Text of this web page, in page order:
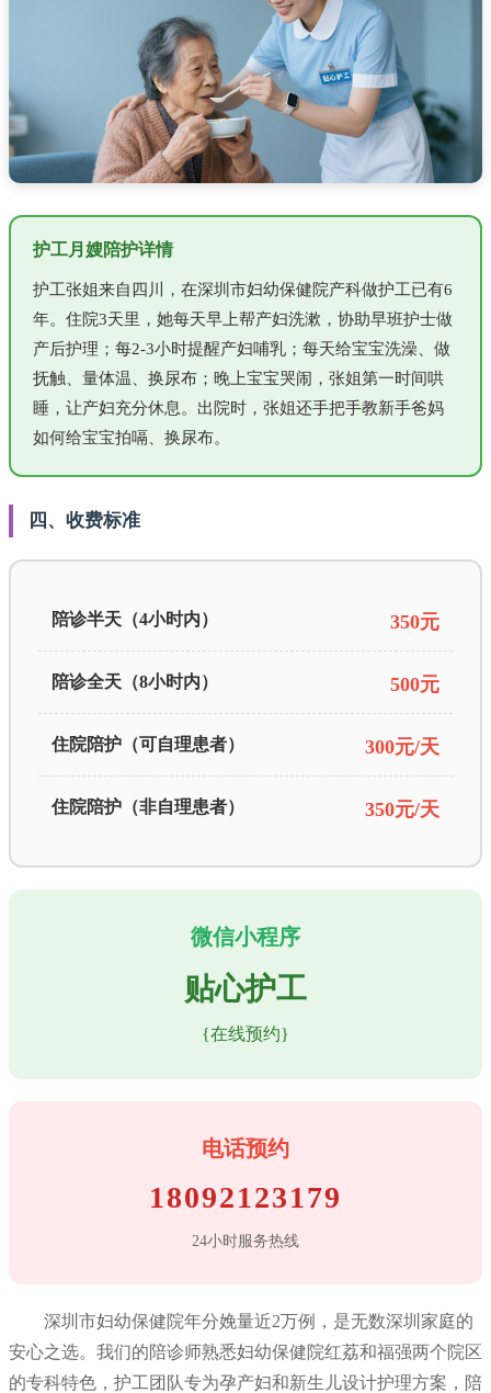
护工月嫂陪护详情
护工张姐来自四川，在深圳市妇幼保健院产科做护工已有6
年。住院3天里，她每天早上帮产妇洗漱，协助早班护士做
产后护理；每2-3小时提醒产妇哺乳；每天给宝宝洗澡、做
抚触、量体温、换尿布；晚上宝宝哭闹，张姐第一时间哄
睡，让产妇充分休息。出院时，张姐还手把手教新手爸妈
如何给宝宝拍嗝、换尿布。
四、收费标准
陪诊半天（4小时内） 350元
陪诊全天（8小时内） 500元
住院陪护（可自理患者） 300元/天
住院陪护（非自理患者） 350元/天
微信小程序
贴心护工
{在线预约}
电话预约
18092123179
24小时服务热线
深圳市妇幼保健院年分娩量近2万例，是无数深圳家庭的
安心之选。我们的陪诊师熟悉妇幼保健院红荔和福强两个院区
的专科特色，护工团队专为孕产妇和新生儿设计护理方案，陪